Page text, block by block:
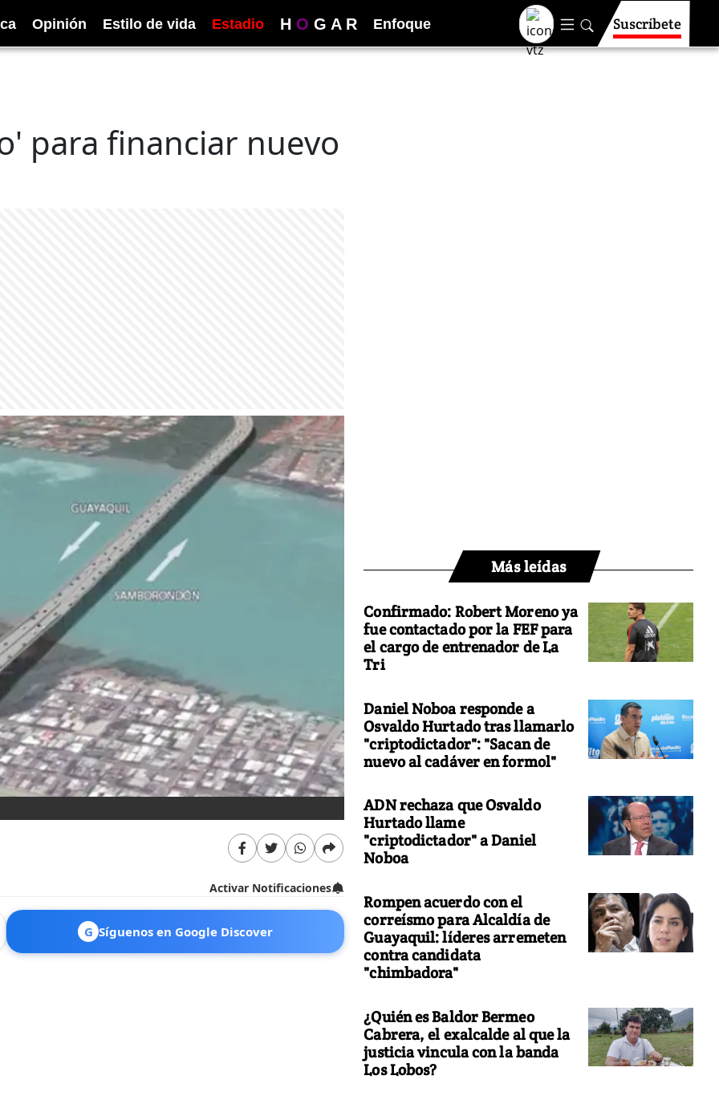
Opinión Estilo de vida Estadio H O G A R Enfoque Suscríbete
para financiar nuevo
Activar Notificaciones
G Síguenos en Google Discover
Más leídas
Confirmado: Robert Moreno ya
fue contactado por la FEF para
el cargo de entrenador de La
Tri
Daniel Noboa responde a
Osvaldo Hurtado tras llamarlo
"criptodictador": "Sacan de
nuevo al cadáver en formol"
ADN rechaza que Osvaldo
Hurtado llame
"criptodictador" a Daniel
Noboa
Rompen acuerdo con el
correísmo para Alcaldía de
Guayaquil: líderes arremeten
contra candidata
"chimbadora"
¿Quién es Baldor Bermeo
Cabrera, el exalcalde al que la
justicia vincula con la banda
Los Lobos?